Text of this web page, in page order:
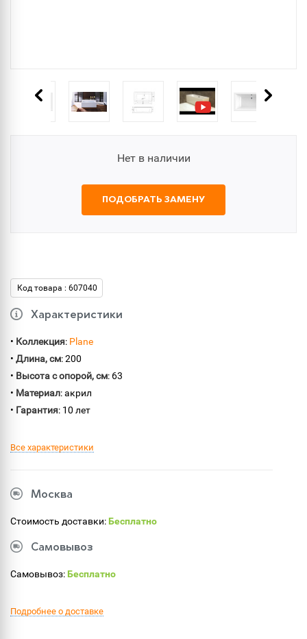
Нет в наличии
ПОДОБРАТЬ ЗАМЕНУ
Код товара : 607040
Характеристики
• Коллекция: Plane
• Длина, см: 200
• Высота с опорой, см: 63
• Материал: акрил
• Гарантия: 10 лет
Все характеристики
Москва
Стоимость доставки:Бесплатно
Самовывоз
Самовывоз:Бесплатно
Подробнее о доставке